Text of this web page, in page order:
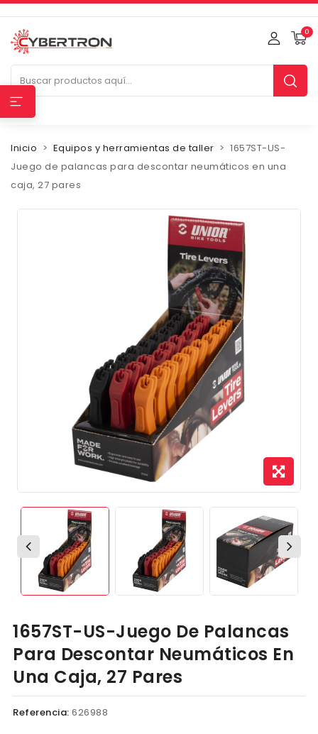
0
Inicio Equipos y herramientas de taller
1657ST-US-
Juego de palancas para descontar neumáticos en una
caja, 27 pares
1657ST-US-Juego De Palancas
Para Descontar Neumáticos En
Una Caja, 27 Pares
Referencia: 626988